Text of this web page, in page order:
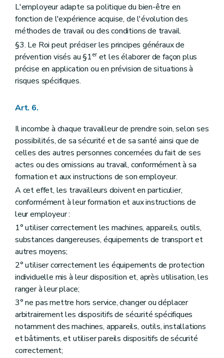
L'employeur adapte sa politique du bien-être en
fonction de l'expérience acquise, de l'évolution des
méthodes de travail ou des conditions de travail.
§3. Le Roi peut préciser les principes généraux de
prévention visés au §1eret les élaborer de façon plus
précise en application ou en prévision de situations à
risques spécifiques.
Art. 6.
Il incombe à chaque travailleur de prendre soin, selon ses
possibilités, de sa sécurité et de sa santé ainsi que de
celles des autres personnes concernées du fait de ses
actes ou des omissions au travail, conformément à sa
formation et aux instructions de son employeur.
A cet effet, les travailleurs doivent en particulier,
conformément à leur formation et aux instructions de
leur employeur :
1° utiliser correctement les machines, appareils, outils,
substances dangereuses, équipements de transport et
autres moyens;
2° utiliser correctement les équipements de protection
individuelle mis à leur disposition et, après utilisation, les
ranger à leur place;
3° ne pas mettre hors service, changer ou déplacer
arbitrairement les dispositifs de sécurité spécifiques
notamment des machines, appareils, outils, installations
et bâtiments, et utiliser pareils dispositifs de sécurité
correctement;